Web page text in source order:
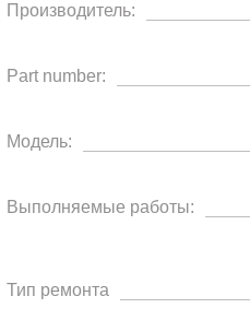
Производитель:
Part number:
Модель:
Выполняемые работы:
Тип ремонта